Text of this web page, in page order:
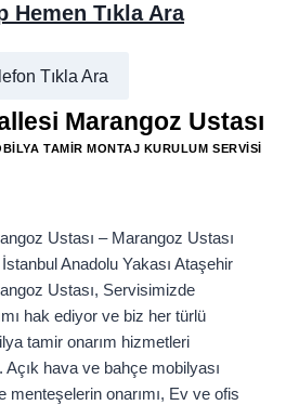
Hemen Tıkla Ara
Tıkla Ara
Marangoz Ustası
TAMIR MONTAJ KURULUM SERVISI
Ustası – Marangoz Ustası
Anadolu Yakası Ataşehir
Ustası, Servisimizde
hak ediyor ve biz her türlü
tamir onarım hizmetleri
hava ve bahçe mobilyası
menteşelerin onarımı, Ev ve ofis